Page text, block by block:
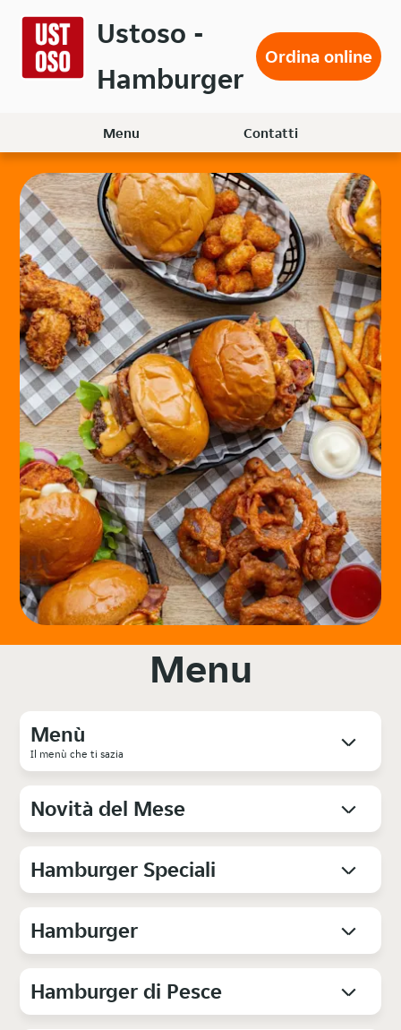
Passa
contenuto
principale
Ustoso -
Hamburger
Ordina online
Menu Contatti
Menu
Menù
Il menù che ti sazia
Novità del Mese
Hamburger Speciali
Hamburger
Hamburger di Pesce